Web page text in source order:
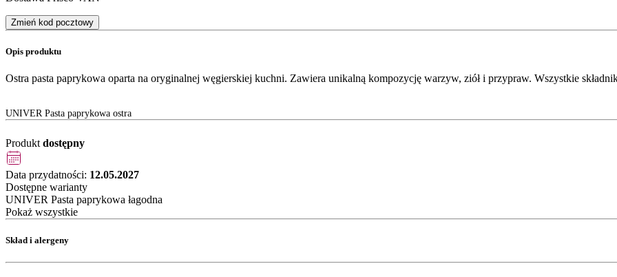
Zmień kod pocztowy
Opis produktu
Ostra pasta paprykowa oparta na oryginalnej węgierskiej kuchni. Zawiera unikalną kompozycję warzyw, ziół i przypraw. Wszystkie
UNIVER Pasta paprykowa ostra
Produkt dostępny
Data przydatności: 12.05.2027
Dostępne warianty
UNIVER Pasta paprykowa łagodna
Pokaż wszystkie
Skład i alergeny